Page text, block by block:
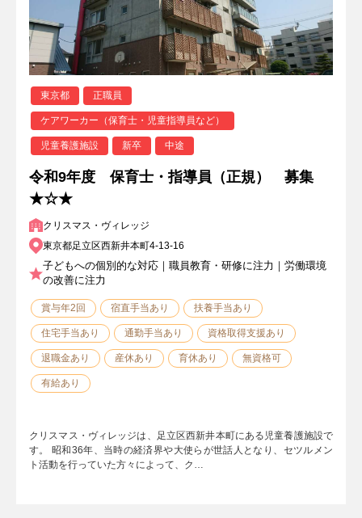
東京都 正職員
ケアワーカー（保育士・児童指導員など）
児童養護施設 新卒 中途
令和9年度 保育士・指導員（正規） 募集
★☆★
クリスマス・ヴィレッジ
東京都足立区西新井本町4-13-16
子どもへの個別的な対応｜職員教育・研修に注力｜労働環境
の改善に注力
賞与年2回 宿直手当あり 扶養手当あり
住宅手当あり 通勤手当あり 資格取得支援あり
退職金あり 産休あり 育休あり 無資格可
有給あり
クリスマス・ヴィレッジは、足立区西新井本町にある児童養護施設で
す。 昭和36年、当時の経済界や大使らが世話人となり、セツルメン
ト活動を行っていた方々によって、ク…